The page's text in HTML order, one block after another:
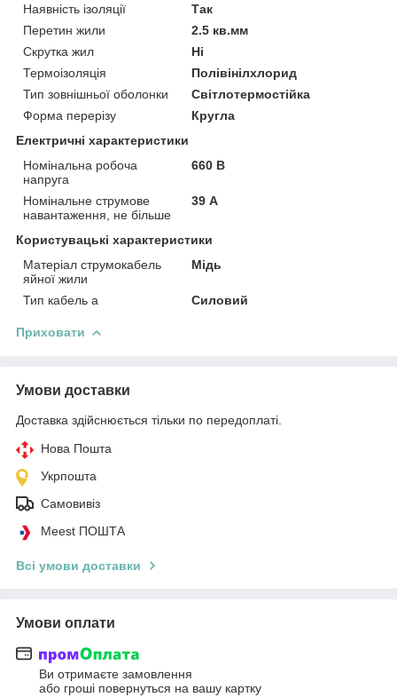
Наявність ізоляції
Так
Перетин жили
2.5 кв.мм
Скрутка жил
Ні
Термоізоляція
Полівінілхлорид
Тип зовнішньої оболонки
Світлотермостійка
Форма перерізу
Кругла
Електричні характеристики
Номінальна робоча
напруга
660 В
Номінальне струмове
навантаження, не більше
39 А
Користувацькі характеристики
Матеріал струмокабель
яйної жили
Мідь
Тип кабель а Силовий
Приховати
Умови доставки
Доставка здійснюється тільки по передоплаті.
Нова Пошта
Укрпошта
Самовивіз
Meest ПОШТА
Всі умови доставки
Умови оплати
Ви отримаєте замовлення
або гроші повернуться на вашу картку